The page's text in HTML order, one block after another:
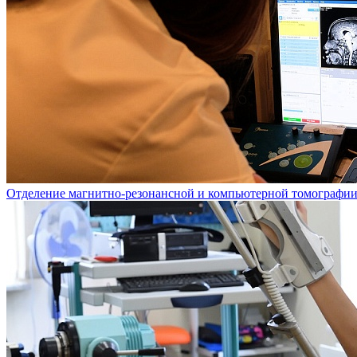
Отделение магнитно-резонансной и компьютерной томографии